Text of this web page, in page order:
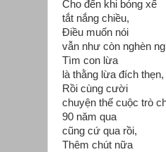
Cho đến khi bóng xế
tắt nắng chiều,
Điều muốn nói
vẫn như còn nghèn
Tìm con lừa
là thằng lừa đích thẹn,
Rồi cùng cười
chuyện thế cuộc trò
90 năm qua
cũng cứ qua rồi,
Thêm chút nữa